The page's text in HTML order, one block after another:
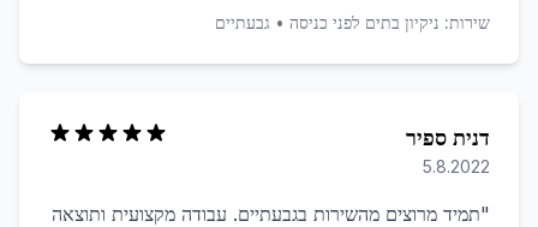
שירות: ניקיון בתים לפני כניסה • גבעתיים
דנית ספיר
5.8.2022
"תמיד מרוצים מהשירות בגבעתיים. עבודה מקצועית ותוצאה